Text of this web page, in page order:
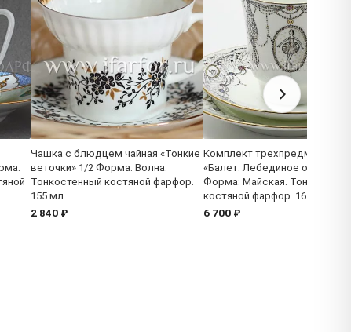
Чашка с блюдцем чайная «Тонкие
веточки» 1/2 Форма: Волна.
Тонкостенный костяной фарфор.
155 мл.
2 840 ₽
Комплект трехпредметный
«Балет. Лебединое озеро» 1/
Форма: Майская.
костяной фарфор. 165 мл.
6 700 ₽